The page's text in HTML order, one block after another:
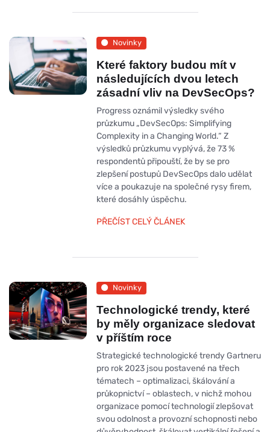
Novinky
Které faktory budou mít v
následujících dvou letech
zásadní vliv na DevSecOps?
Progress oznámil výsledky svého
průzkumu „DevSecOps: Simplifying
Complexity in a Changing World.“ Z
výsledků průzkumu vyplývá, že 73 %
respondentů připouští, že by se pro
zlepšení postupů DevSecOps dalo udělat
více a poukazuje na společné rysy firem,
které dosáhly úspěchu.
PŘEČÍST CELÝ ČLÁNEK
Novinky
Technologické trendy, které
by měly organizace sledovat
v příštím roce
Strategické technologické trendy Gartneru
pro rok 2023 jsou postavené na třech
tématech – optimalizaci, škálování a
průkopnictví – oblastech, v nichž mohou
organizace pomocí technologií zlepšovat
svou odolnost a provozní schopnosti nebo